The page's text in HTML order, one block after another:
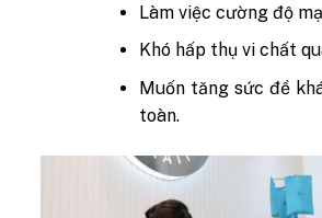
Làm việc cường độ
Khó hấp thụ vi chất
Muốn tăng sức đề
toàn.